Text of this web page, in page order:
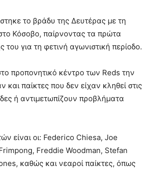
το βράδυ της Δευτέρας με τη
Κόσοβο, παίρνοντας τα πρώτα
του για τη φετινή αγωνιστική περίοδο.
προπονητικό κέντρο των Reds την
και παίκτες που δεν είχαν κληθεί στις
ή αντιμετωπίζουν προβλήματα
είναι οι: Federico Chiesa, Joe
Freddie Woodman, Stefan
καθώς και νεαροί παίκτες, όπως